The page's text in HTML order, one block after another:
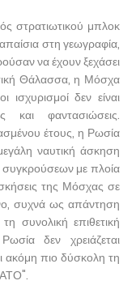
στρατιωτικού μπλοκ
στη γεωγραφία,
να έχουν ξεχάσει
Θάλασσα, η Μόσχα
ισχυρισμοί δεν είναι
και φαντασιώσεις.
έτους, η Ρωσία
ναυτική άσκηση
συγκρούσεων με πλοία
της Μόσχας σε
συχνά ως απάντηση
συνολική επιθετική
δεν χρειάζεται
ακόμη πιο δύσκολη τη